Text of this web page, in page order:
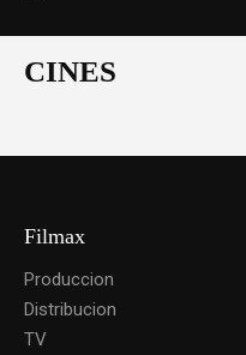
CINES
Filmax
Produccion
Distribucion
TV